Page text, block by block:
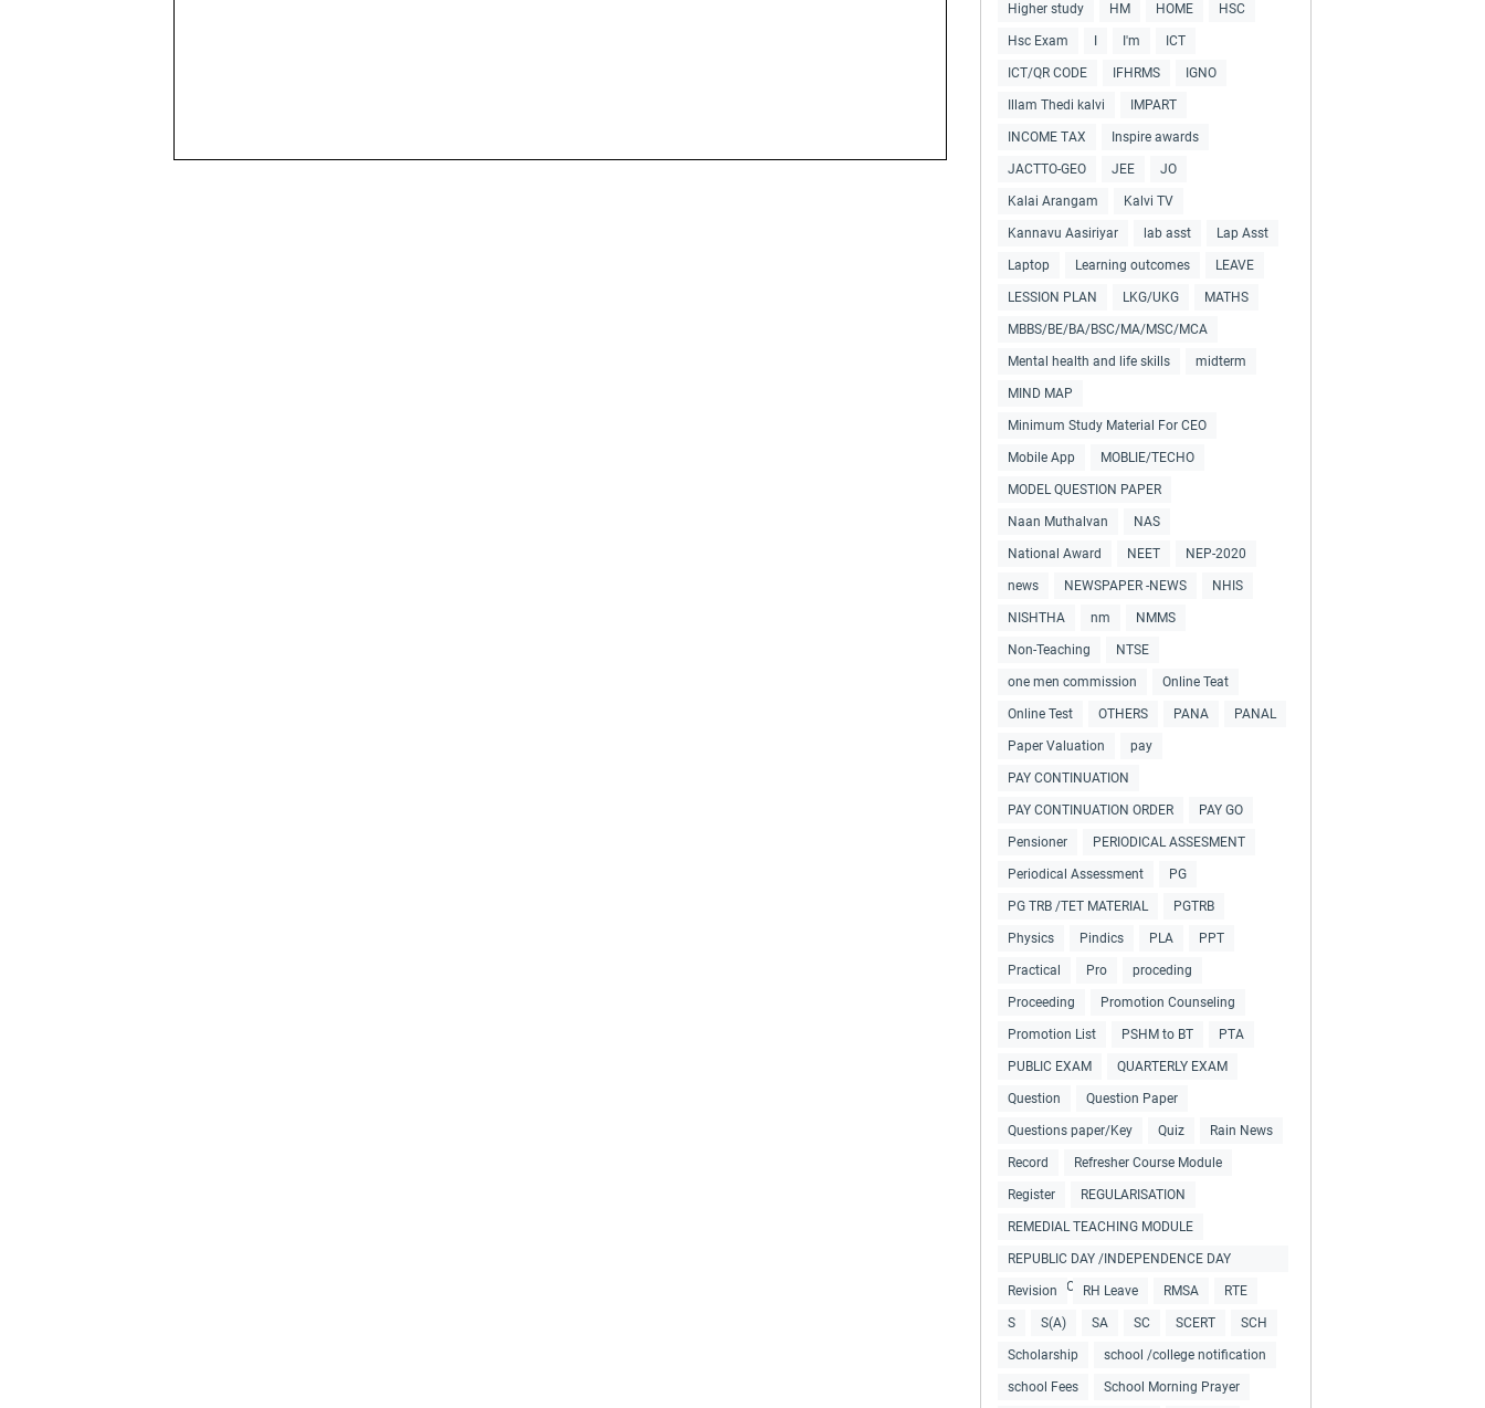
Higher study HM HOME HSC
Hsc Exam I'm ICT
ICT/QR CODE IFHRMS IGNO
Illam Thedi kalvi IMPART
INCOME TAX Inspire awards
JACTTO-GEO JEE JO
Kalai Arangam Kalvi TV
Kannavu Aasiriyar lab asst Lap Asst
Laptop Learning outcomes LEAVE
LESSION PLAN LKG/UKG MATHS
MBBS/BE/BA/BSC/MA/MSC/MCA
Mental health and life skills midterm
MIND MAP
Minimum Study Material For CEO
Mobile App MOBLIE/TECHO
MODEL QUESTION PAPER
Naan Muthalvan NAS
National Award NEET NEP-2020
news NEWSPAPER -NEWS NHIS
NISHTHA nm NMMS
Non-Teaching NTSE
one men commission Online Teat
Online Test OTHERS PANA PANAL
Paper Valuation pay
PAY CONTINUATION
PAY CONTINUATION ORDER PAY GO
Pensioner PERIODICAL ASSESMENT
Periodical Assessment PG
PG TRB /TET MATERIAL PGTRB
Physics Pindics PLA PPT
Practical Pro proceding
Proceeding Promotion Counseling
Promotion List PSHM to BT PTA
PUBLIC EXAM QUARTERLY EXAM
Question Question Paper
Questions paper/Key Quiz Rain News
Record Refresher Course Module
Register REGULARISATION
REMEDIAL TEACHING MODULE
REPUBLIC DAY /INDEPENDENCE DAY
COLLECTIONS
Revision RH Leave RMSA RTE
S S(A) SA SC SCERT SCH
Scholarship school /college notification
school Fees School Morning Prayer